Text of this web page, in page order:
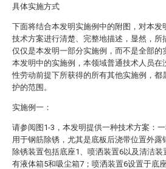
具体实施方式
下面将结合本发明实施例中的附图，对本发
技术方案进行清楚、完整地描述，显然，所
仅仅是本发明一部分实施例，而不是全部的
本发明中的实施例，本领域普通技术人员在
性劳动前提下所获得的所有其他实施例，都
护的范围。
实施例一：
请参阅图1-3，本发明提供一种技术方案：一
用于钢筋除锈，尤其是底板后浇带位置外露
除锈装置包括底座1、喷洒装置6以及清洁装
有液体箱5和吸尘箱7；喷洒装置6设置于底